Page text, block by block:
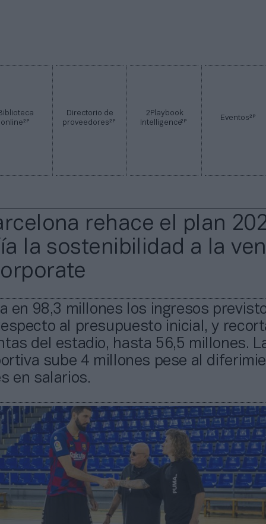
online2P
Directorio de
proveedores2P
2Playbook
Intelligence2P Eventos2P
rehace el plan
la sostenibilidad a la
en 98,3 millones los ingresos
al presupuesto inicial, y
del estadio, hasta 56,5 millones.
sube 4 millones pese al
en salarios.